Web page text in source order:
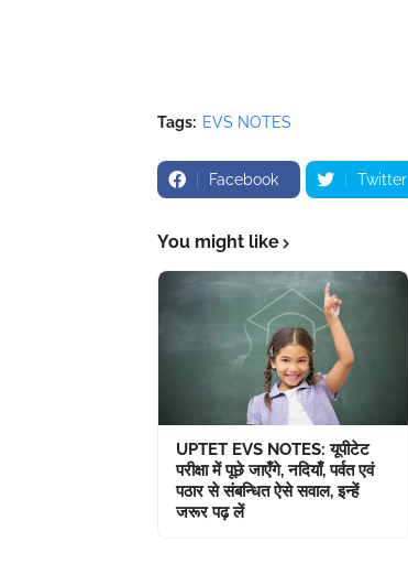
Tags: EVS NOTES
Facebook Twitter
You might like
UPTET EVS NOTES: यूपीटेट
परीक्षा में पूछे जाएँगे, नदियाँ, पर्वत एवं
पठार से संबन्धित ऐसे सवाल, इन्हें
जरूर पढ़ लें